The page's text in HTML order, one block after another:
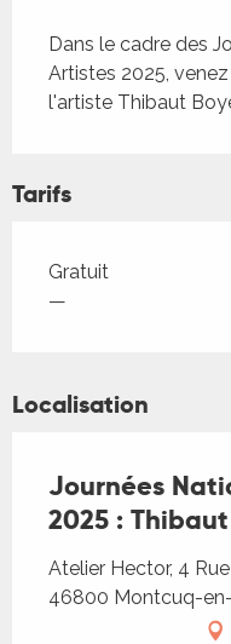
Dans le cadre des
Artistes 2025,
l'artiste Thibaut
Tarifs
Tarifs 2026
Gratuit
—
Localisation
Journées
2025 : Thibaut
Atelier Hector, 4
46800 Montcuq-en-